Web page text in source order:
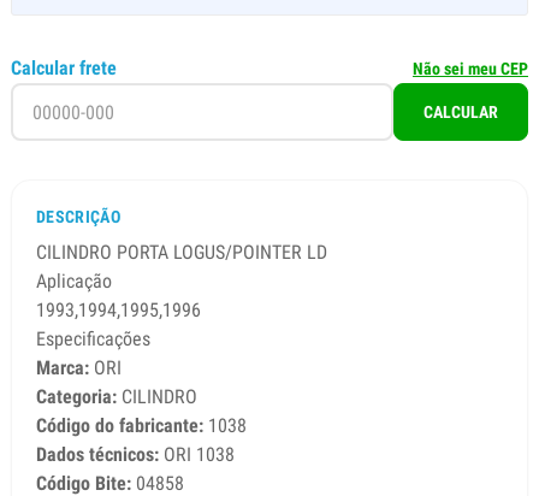
Calcular frete Não sei meu CEP
CALCULAR
DESCRIÇÃO
CILINDRO PORTA LOGUS/POINTER LD
Aplicação
1993,1994,1995,1996
Especificações
Marca: ORI
Categoria: CILINDRO
Código do fabricante: 1038
Dados técnicos: ORI 1038
Código Bite: 04858